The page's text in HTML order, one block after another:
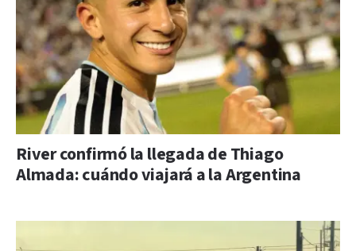
River confirmó la llegada de Thiago
Almada: cuándo viajará a la Argentina